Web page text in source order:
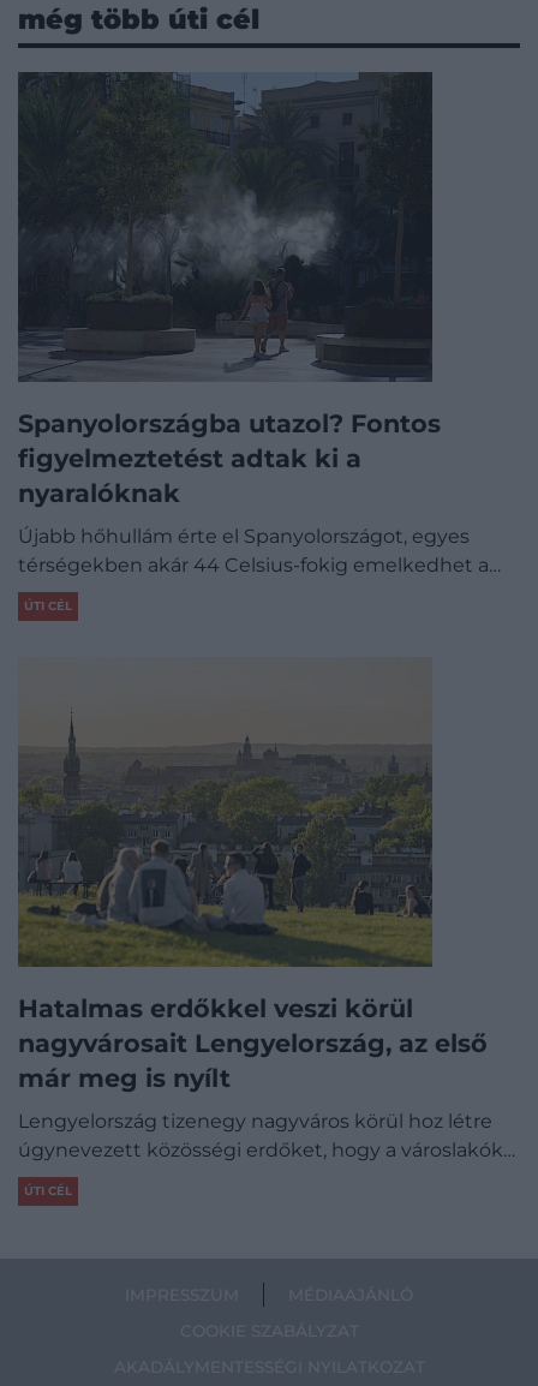
még több úti cél
Spanyolországba utazol? Fontos
figyelmeztetést adtak ki a
nyaralóknak
Újabb hőhullám érte el Spanyolországot, egyes
térségekben akár 44 Celsius-fokig emelkedhet a…
ÚTI CÉL
Hatalmas erdőkkel veszi körül
nagyvárosait Lengyelország, az első
már meg is nyílt
Lengyelország tizenegy nagyváros körül hoz létre
úgynevezett közösségi erdőket, hogy a városlakók…
ÚTI CÉL